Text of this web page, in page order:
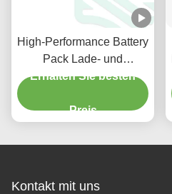
High-Performance Battery
Pack Lade- und
Entladetester
Erhalten Sie besten
Preis
Kontakt mit uns